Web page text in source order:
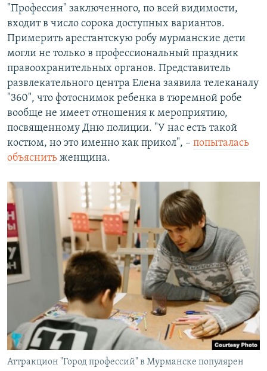
"Профессия" заключенного, по всей видимости,
входит в число сорока доступных вариантов.
Примерить арестантскую робу мурманские дети
могли не только в профессиональный праздник
правоохранительных органов. Представитель
развлекательного центра Елена заявила телеканалу
"360", что фотоснимок ребенка в тюремной робе
вообще не имеет отношения к мероприятию,
посвященному Дню полиции. "У нас есть такой
костюм, но это именно как прикол", – попыталась
объяснить женщина.
Аттракцион "Город профессий" в Мурманске популярен